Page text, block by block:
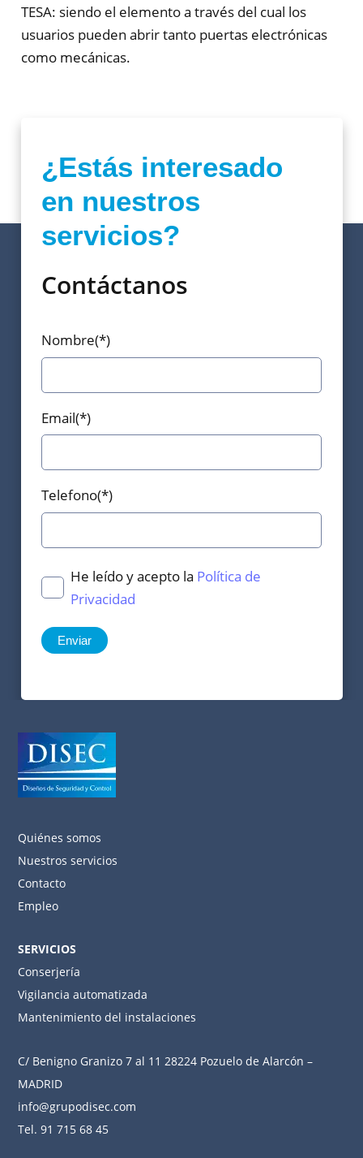
TESA: siendo el elemento a través del cual los
usuarios pueden abrir tanto puertas electrónicas
como mecánicas.
¿Estás interesado
en nuestros
servicios?
Contáctanos
Nombre(*)
Email(*)
Telefono(*)
He leído y acepto la Política de
Privacidad
Quiénes somos
Nuestros servicios
Contacto
Empleo
SERVICIOS
Conserjería
Vigilancia automatizada
Mantenimiento del instalaciones
C/ Benigno Granizo 7 al 11 28224 Pozuelo de Alarcón –
MADRID
info@grupodisec.com
Tel. 91 715 68 45